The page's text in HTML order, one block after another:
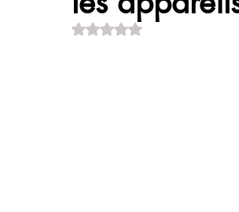
Noté NaN étoiles sur 5.